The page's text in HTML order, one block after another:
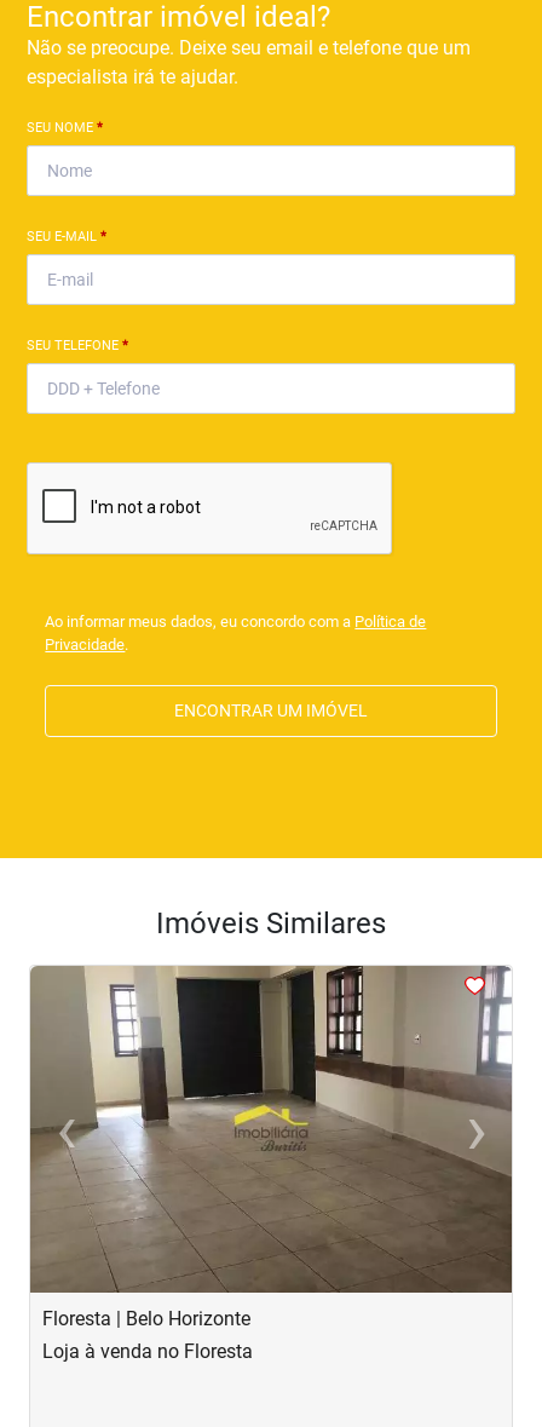
Encontrar imóvel ideal?
Não se preocupe. Deixe seu email e telefone que um
especialista irá te ajudar.
SEU NOME*
SEU E-MAIL*
SEU TELEFONE*
Ao informar meus dados, eu concordo com a Política de
Privacidade.
ENCONTRAR UM IMÓVEL
Imóveis Similares
<
‹Previous ›Next
Floresta | Belo Horizonte
Loja à venda no Floresta